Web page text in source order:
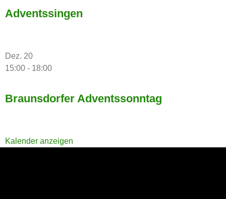
Adventssingen
Dez. 20
15:00 - 18:00
Braunsdorfer Adventssonntag
Kalender anzeigen